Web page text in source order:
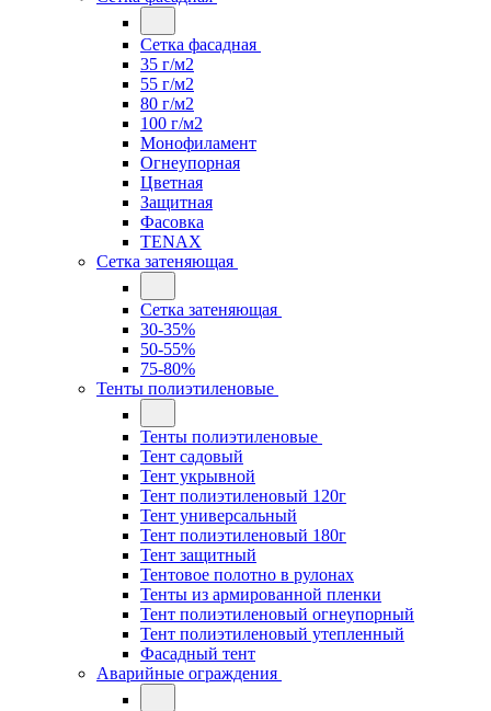
Сетка фасадная
35 г/м2
55 г/м2
80 г/м2
100 г/м2
Монофиламент
Огнеупорная
Цветная
Защитная
Фасовка
TENAX
Сетка затеняющая
Сетка затеняющая
30-35%
50-55%
75-80%
Тенты полиэтиленовые
Тенты полиэтиленовые
Тент садовый
Тент укрывной
Тент полиэтиленовый 120г
Тент универсальный
Тент полиэтиленовый 180г
Тент защитный
Тентовое полотно в рулонах
Тенты из армированной пленки
Тент полиэтиленовый огнеупорный
Тент полиэтиленовый утепленный
Фасадный тент
Аварийные ограждения